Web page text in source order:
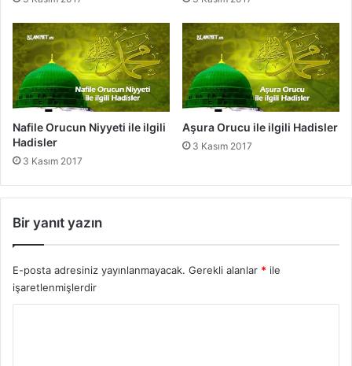
H
a
d
s
l
e
rNafile Orucun Niyyeti ile ilgili
Hadisler
3 Kasım 2017
Aşura Orucu ile ilgili Hadisler
3 Kasım 2017
Bir yanıt yazın
E-posta adresiniz yayınlanmayacak. Gerekli alanlar * ile
işaretlenmişlerdir